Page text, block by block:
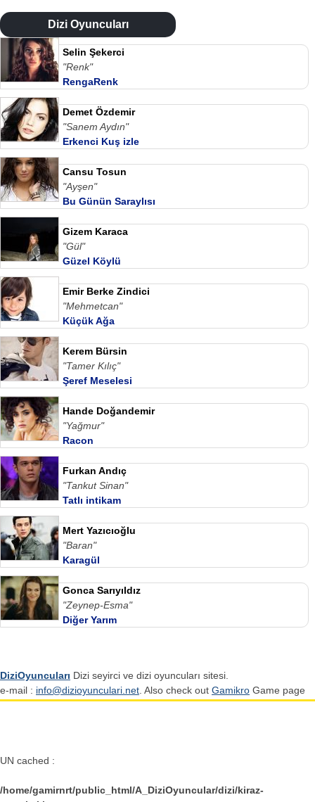
Dizi Oyuncuları
Selin Şekerci
"Renk"
RengaRenk
Demet Özdemir
"Sanem Aydın"
Erkenci Kuş izle
Cansu Tosun
"Ayşen"
Bu Günün Saraylısı
Gizem Karaca
"Gül"
Güzel Köylü
Emir Berke Zindici
"Mehmetcan"
Küçük Ağa
Kerem Bürsin
"Tamer Kılıç"
Şeref Meselesi
Hande Doğandemir
"Yağmur"
Racon
Furkan Andıç
"Tankut Sinan"
Tatlı intikam
Mert Yazıcıoğlu
"Baran"
Karagül
Gonca Sarıyıldız
"Zeynep-Esma"
Diğer Yarım
DiziOyuncuları Dizi seyirci ve dizi oyuncuları sitesi.
e-mail : info@dizioyunculari.net . Also check out Gamikro Game page
UN cached :
/home/gamirnrt/public_html/A_DiziOyuncular/dizi/kiraz-